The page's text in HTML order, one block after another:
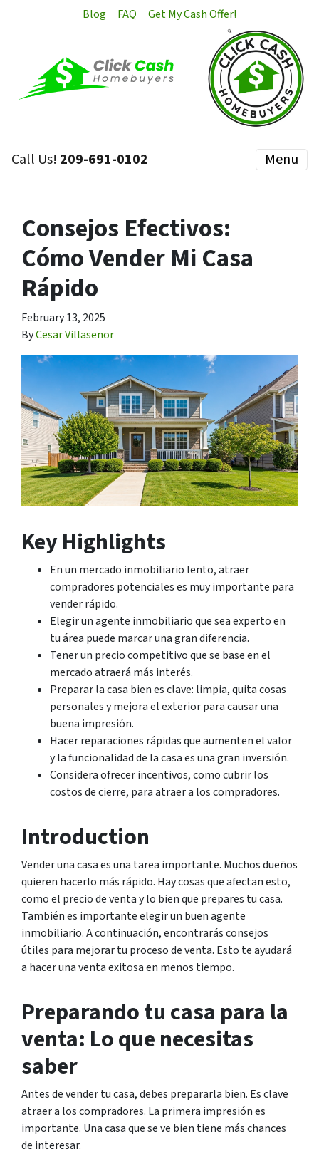
Blog FAQ Get My Cash Offer!
Call Us! 209-691-0102 Menu
Consejos Efectivos:
Cómo Vender Mi Casa
Rápido
February 13, 2025
ByCesar Villasenor
Key Highlights
En un mercado inmobiliario lento, atraer
compradores potenciales es muy importante para
vender rápido.
Elegir un agente inmobiliario que sea experto en
tu área puede marcar una gran diferencia.
Tener un precio competitivo que se base en el
mercado atraerá más interés.
Preparar la casa bien es clave: limpia, quita cosas
personales y mejora el exterior para causar una
buena impresión.
Hacer reparaciones rápidas que aumenten el valor
y la funcionalidad de la casa es una gran inversión.
Considera ofrecer incentivos, como cubrir los
costos de cierre, para atraer a los compradores.
Introduction
Vender una casa es una tarea importante. Muchos dueños
quieren hacerlo más rápido. Hay cosas que afectan esto,
como el precio de venta y lo bien que prepares tu casa.
También es importante elegir un buen agente
inmobiliario. A continuación, encontrarás consejos
útiles para mejorar tu proceso de venta. Esto te ayudará
a hacer una venta exitosa en menos tiempo.
Preparando tu casa para la
venta: Lo que necesitas
saber
Antes de vender tu casa, debes prepararla bien. Es clave
atraer a los compradores. La primera impresión es
importante. Una casa que se ve bien tiene más chances
de interesar.